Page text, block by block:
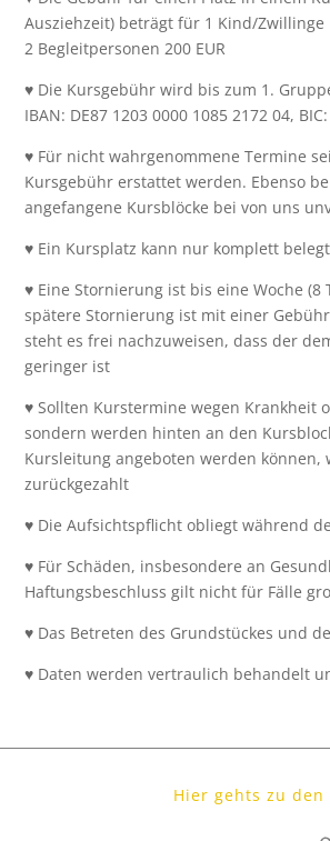
Ausziehzeit) beträgt für 1 Kind/
2 Begleitpersonen 200 EUR
♥ Die Kursgebühr wird bis zum 1.
IBAN: DE87 1203 0000 1085 2172 04, BIC:
♥ Für nicht wahrgenommene Termine
Kursgebühr erstattet werden. Ebenso
angefangene Kursblöcke bei von uns
♥ Ein Kursplatz kann nur komplett
♥ Eine Stornierung ist bis eine Woche
spätere Stornierung ist mit einer
steht es frei nachzuweisen, dass der
geringer ist
♥ Sollten Kurstermine wegen Krankheit
sondern werden hinten an den
Kursleitung angeboten werden
zurückgezahlt
♥ Die Aufsichtspflicht obliegt während
♥ Für Schäden, insbesondere an
Haftungsbeschluss gilt nicht für Fälle
♥ Das Betreten des Grundstückes und
♥ Daten werden vertraulich behandelt
Hier gehts zu den